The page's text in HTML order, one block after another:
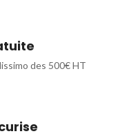
des 500€ HT